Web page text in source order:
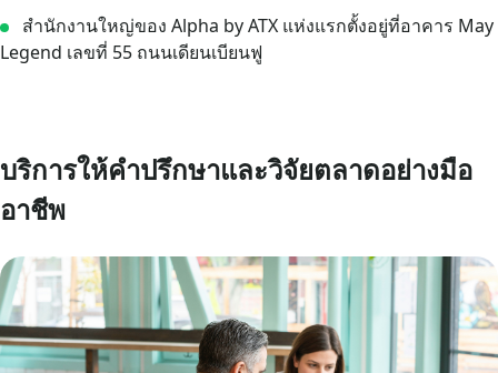
สำนักงานใหญ่ของ Alpha by ATX แห่งแรกตั้งอยู่ที่อาคาร May
Legend เลขที่ 55 ถนนเดียนเบียนฟู
บริการให้คำปรึกษาและวิจัยตลาดอย่างมือ
อาชีพ